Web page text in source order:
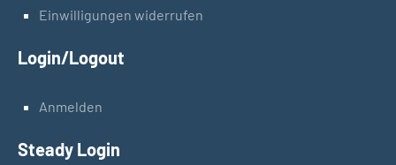
Einwilligungen widerrufen
Login/Logout
Anmelden
Steady Login